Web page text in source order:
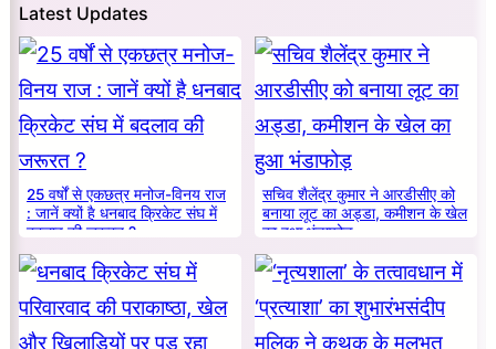
Latest Updates
25 वर्षों से एकछत्र मनोज-विनय राज
: जानें क्यों है धनबाद क्रिकेट संघ में
बदलाव की जरूरत ?
सचिव शैलेंद्र कुमार ने आरडीसीए को
बनाया लूट का अड्डा, कमीशन के खेल
का हुआ भंडाफोड़